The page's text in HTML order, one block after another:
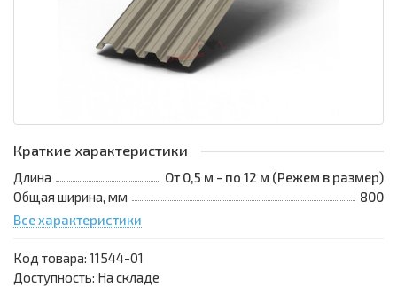
Краткие характеристики
Длина
От 0,5 м - по 12 м (Режем в размер)
Общая ширина, мм
800
Все характеристики
Код товара: 11544-01
Доступность: На складе